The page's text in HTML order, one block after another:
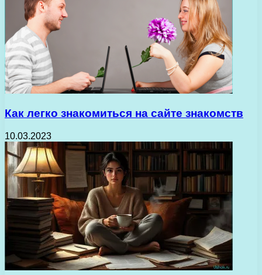
Как легко знакомиться на сайте знакомств
10.03.2023